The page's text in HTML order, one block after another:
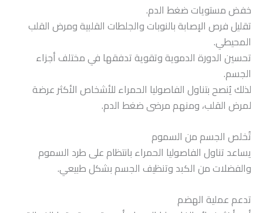
خفض مستويات ضغط الدم.
تقليل فرص الإصابة بالنوبات والجلطات القلبية ومرض القلب
المحيطي.
تحسين الدورة الدموية وتقوية تدفقها في مختلف أجزاء
الجسم.
لذلك يُنصح بتناول الفاصوليا الحمراء للأشخاص الأكثر عرضة
لمرض القلب، ومنهم مرضى ضغط الدم.
تُخلص الجسم من السموم
يساعد تناول الفاصوليا الحمراء بانتظام على طرد السموم
والفضلات من الكبد وتنظيف الجسم بشكل طبيعي.
تدعم عملية الهضم